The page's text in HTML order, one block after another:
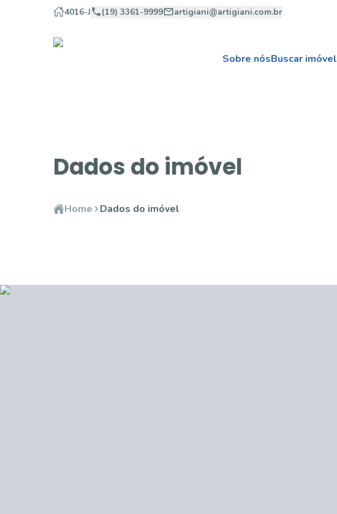
4016-J (19) 3361-9999 artigiani@artigiani.com.br
Sobre nósBuscar imóvel
Dados do imóvel
Home Dados do imóvel